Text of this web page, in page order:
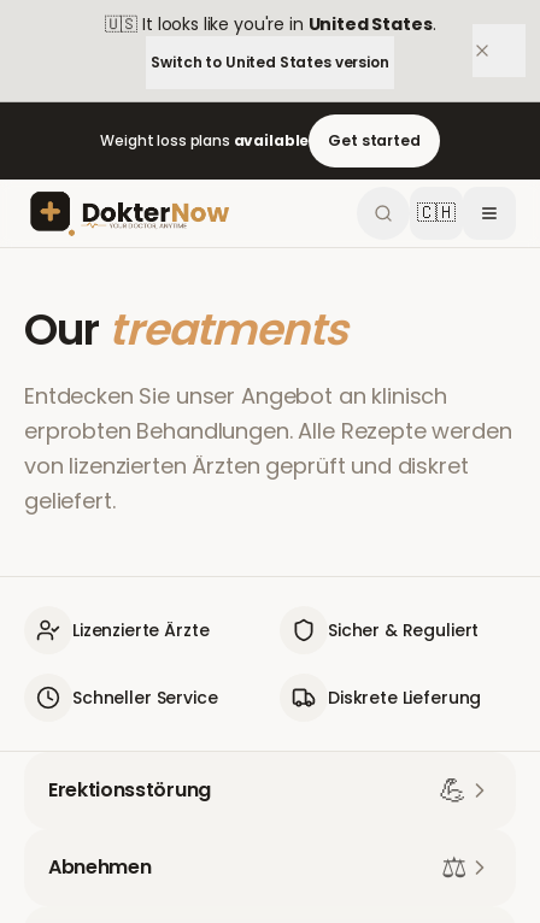
🇺🇸 It looks like you're in United States.
Switch to United Statesversion
Weight loss plans available Get started
🇨🇭
Our treatments
Entdecken Sie unser Angebot an klinisch
erprobten Behandlungen. Alle Rezepte werden
von lizenzierten Ärzten geprüft und diskret
geliefert.
Lizenzierte Ärzte Sicher & Reguliert
Schneller Service Diskrete Lieferung
Erektionsstörung 💪
Abnehmen ⚖️